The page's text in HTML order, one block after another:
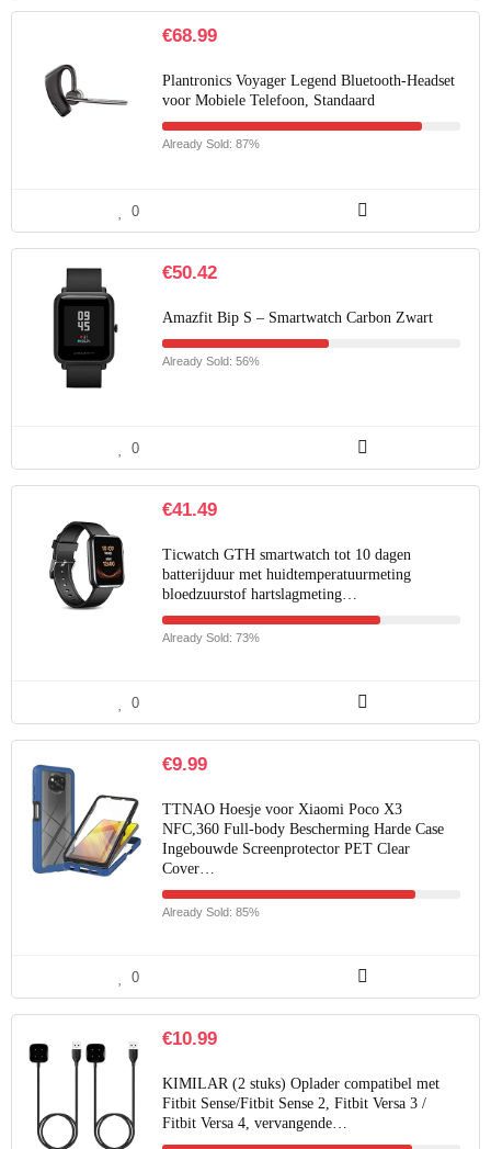
€68.99
Plantronics Voyager Legend Bluetooth-Headset
voor Mobiele Telefoon, Standaard
Already Sold: 87%
0
€50.42
Amazfit Bip S – Smartwatch Carbon Zwart
Already Sold: 56%
0
€41.49
Ticwatch GTH smartwatch tot 10 dagen
batterijduur met huidtemperatuurmeting
bloedzuurstof hartslagmeting…
Already Sold: 73%
0
€9.99
TTNAO Hoesje voor Xiaomi Poco X3
NFC,360 Full-body Bescherming Harde Case
Ingebouwde Screenprotector PET Clear
Cover…
Already Sold: 85%
0
€10.99
KIMILAR (2 stuks) Oplader compatibel met
Fitbit Sense/Fitbit Sense 2, Fitbit Versa 3 /
Fitbit Versa 4, vervangende…